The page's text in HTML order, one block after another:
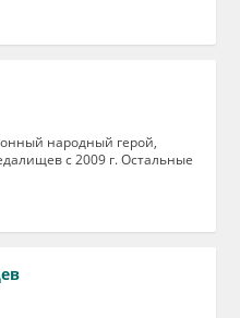
народный герой,
с 2009 г. Остальные